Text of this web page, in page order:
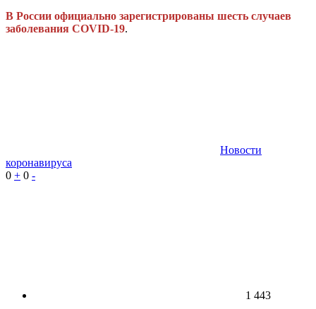
В России официально зарегистрированы шесть случаев
заболевания COVID-19.
Новости
коронавируса
0 + 0 -
1 443